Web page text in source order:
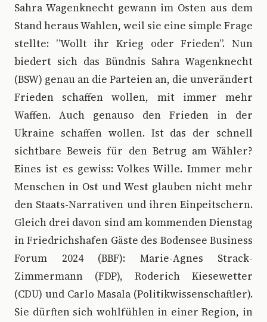
Sahra Wagenknecht gewann im Osten aus dem
Stand heraus Wahlen, weil sie eine simple Frage
stellte: ”Wollt ihr Krieg oder Frieden”. Nun
biedert sich das Bündnis Sahra Wagenknecht
(BSW) genau an die Parteien an, die unverändert
Frieden schaffen wollen, mit immer mehr
Waffen. Auch genauso den Frieden in der
Ukraine schaffen wollen. Ist das der schnell
sichtbare Beweis für den Betrug am Wähler?
Eines ist es gewiss: Volkes Wille. Immer mehr
Menschen in Ost und West glauben nicht mehr
den Staats-Narrativen und ihren Einpeitschern.
Gleich drei davon sind am kommenden Dienstag
in Friedrichshafen Gäste des Bodensee Business
Forum 2024 (BBF): Marie-Agnes Strack-
Zimmermann (FDP), Roderich Kiesewetter
(CDU) und Carlo Masala (Politikwissenschaftler).
Sie dürften sich wohlfühlen in einer Region, in